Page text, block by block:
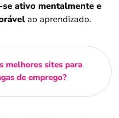
ativo mentalmente e
ao aprendizado.
melhores sites para
de emprego?